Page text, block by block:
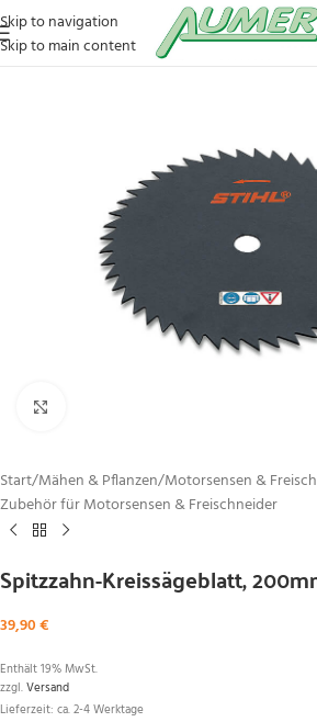
Skip to navigation
Skip to main content
Start/Mähen & Pflanzen/Motorsensen &
Zubehör für Motorsensen & Freischneider
Spitzzahn-Kreissägeblatt,
39,90€
Enthält 19% MwSt.
zzgl.Versand
Lieferzeit: ca. 2-4 Werktage